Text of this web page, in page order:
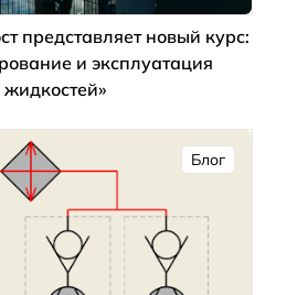
представляет новый курс:
и эксплуатация
Блог